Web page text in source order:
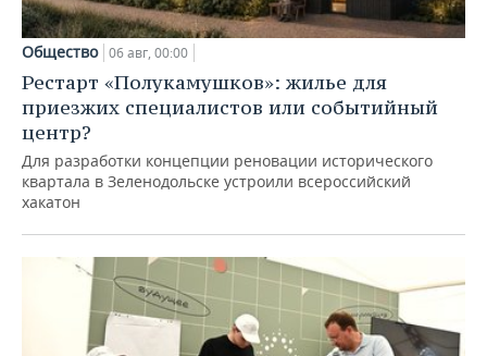
Общество 06 авг, 00:00
Рестарт «Полукамушков»: жилье для
приезжих специалистов или событийный
центр?
Для разработки концепции реновации исторического
квартала в Зеленодольске устроили всероссийский
хакатон